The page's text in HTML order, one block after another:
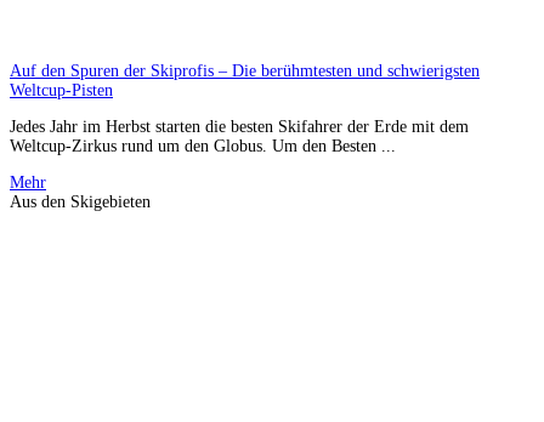
Auf den Spuren der Skiprofis – Die berühmtesten und schwierigsten
Weltcup-Pisten
Jedes Jahr im Herbst starten die besten Skifahrer der Erde mit dem
Weltcup-Zirkus rund um den Globus. Um den Besten ...
Mehr
Aus den Skigebieten